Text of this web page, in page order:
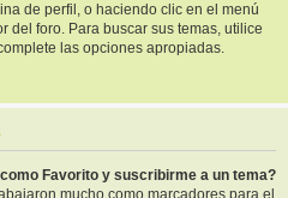
de perfil, o haciendo clic en el menú
del foro. Para buscar sus temas, utilice
las opciones apropiadas.
Favorito y suscribirme a un tema?
mucho como marcadores para el